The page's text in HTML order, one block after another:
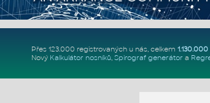
Přes 123.000 registrovaných u nás, celkem 1.130.000
Nový Kalkulátor nosníků, Spirograf generátor a